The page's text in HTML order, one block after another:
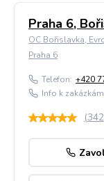
Praha 6,
OC Bořislavka,
Praha 6
Telefon: +420
Info k
(342